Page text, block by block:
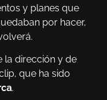
y planes que
por hacer,
la dirección y de
que ha sido
.